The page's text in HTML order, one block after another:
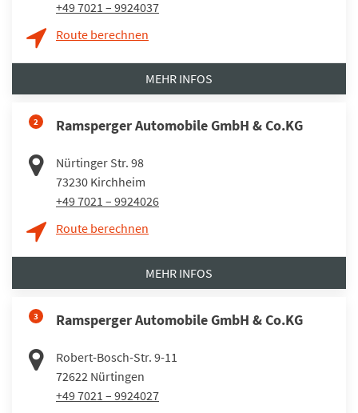
+49 7021 – 9924037
Route berechnen
MEHR INFOS
2 Ramsperger Automobile GmbH & Co.KG
Nürtinger Str. 98
73230 Kirchheim
+49 7021 – 9924026
Route berechnen
MEHR INFOS
3 Ramsperger Automobile GmbH & Co.KG
Robert-Bosch-Str. 9-11
72622 Nürtingen
+49 7021 – 9924027